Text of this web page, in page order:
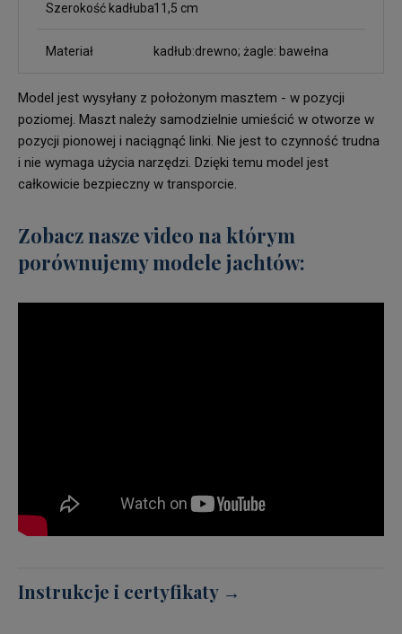
Szerokość kadłuba11,5 cm
Materiał kadłub:drewno; żagle: bawełna
Model jest wysyłany z położonym masztem - w pozycji
poziomej. Maszt należy samodzielnie umieścić w otworze w
pozycji pionowej i naciągnąć linki. Nie jest to czynność trudna
i nie wymaga użycia narzędzi. Dzięki temu model jest
całkowicie bezpieczny w transporcie.
Zobacz nasze video na którym
porównujemy modele jachtów:
Instrukcje i certyfikaty →